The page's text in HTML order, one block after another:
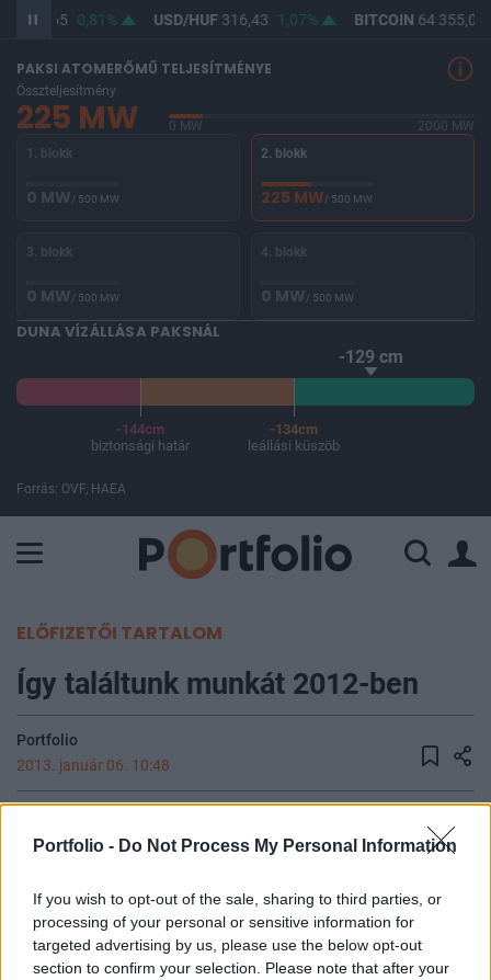
Portfolio - Do Not Process My Personal Information
If you wish to opt-out of the sale, sharing to third parties, or
processing of your personal or sensitive information for
targeted advertising by us, please use the below opt-out
section to confirm your selection. Please note that after your
364,65 0,81% USD/HUF316,43 1,07% BITCOIN64 355,03
PAKSI ATOMERŐMŰ TELJESÍTMÉNYE
Összteljesítmény
225 MW 0 MW
2000 MW
1. blokk
0 MW/ 500 MW
2. blokk
225 MW/ 500 MW
3. blokk
0 MW/ 500 MW
4. blokk
0 MW/ 500 MW
DUNA VÍZÁLLÁSA PAKSNÁL
-129 cm
-144cm
biztonsági határ
-134cm
leállási küszöb
Forrás: OVF, HAEA
ELŐFIZETŐI TARTALOM
Így találtunk munkát 2012-ben
Portfolio
2013. január 06. 10:48
A valaha munkanélküliséggel érintettek közel fele
ismerősön, barátokon, rokonokon keresztül jutott
közzétett felméréséből. Negyede közvetlenül
vette fel a céggel a kapcsolatot, a munkaügyi
központokon keresztül azonban kevesebb mint 9